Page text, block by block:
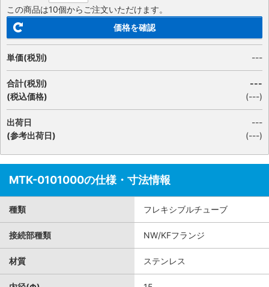
この商品は10個からご注文いただけます。
価格を確認
単価(税別) ---
合計(税別)
(税込価格)
---
(---)
出荷日
(参考出荷日)
---
(---)
MTK-0101000の仕様・寸法情報
種類 フレキシブルチューブ
接続部種類 NW/KFフランジ
材質 ステンレス